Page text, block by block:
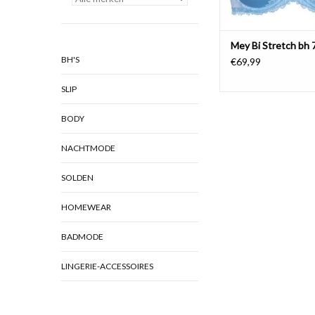
BH'S
SLIP
BODY
NACHTMODE
SOLDEN
HOMEWEAR
BADMODE
LINGERIE-ACCESSOIRES
Mey Bi Stretch bh
€69,99